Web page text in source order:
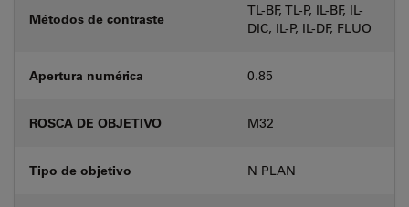
Métodos de contraste
TL-BF, TL-P, IL-BF, IL-
DIC, IL-P, IL-DF, FLUO
Apertura numérica 0.85
ROSCA DE OBJETIVO M32
Tipo de objetivo N PLAN